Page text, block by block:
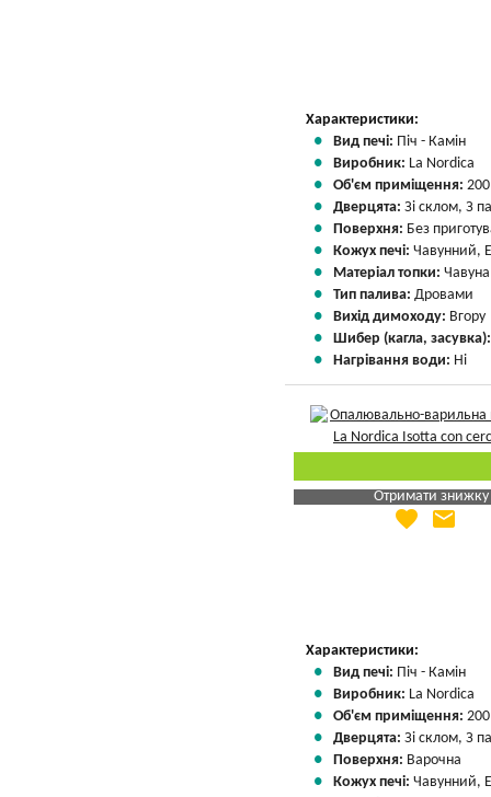
Характеристики:
Вид печі: Піч - Камін
Виробник: La Nordica
Об'єм приміщення:
Дверцята: Зі склом, З
Поверхня: Без
Кожух печі: Чавунний,
Матеріал топки: Чавуна
Тип палива: Дровами
Вихід димоходу: Вгору
Шибер (кагла,
Нагрівання води: Ні
Отримати знижку
Яка Ваша ціна
favorite email
Характеристики:
Вид печі: Піч - Камін
Виробник: La Nordica
Об'єм приміщення:
Дверцята: Зі склом, З
Поверхня: Варочна
Кожух печі: Чавунний,